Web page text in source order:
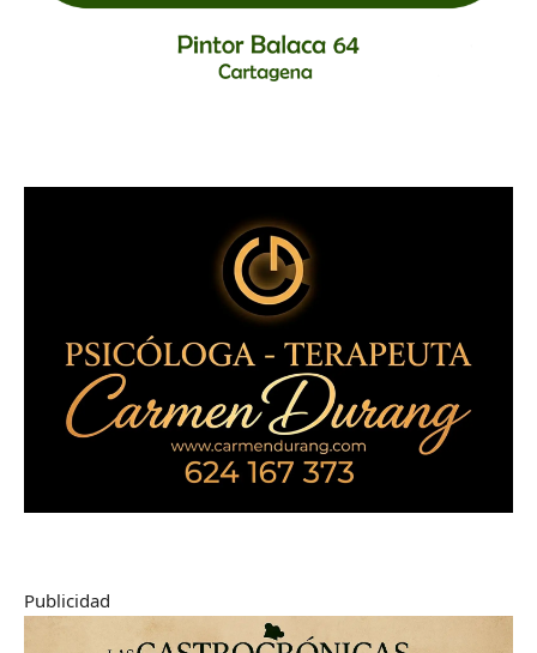
Publicidad